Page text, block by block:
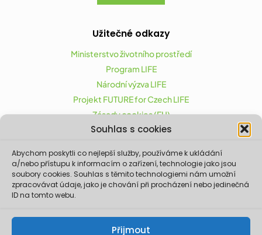
Souhlas s cookies
Abychom poskytli co nejlepší služby, používáme k ukládání
a/nebo přístupu k informacím o zařízení, technologie jako jsou
soubory cookies. Souhlas s těmito technologiemi nám umožní
zpracovávat údaje, jako je chování při procházení nebo jedinečná
ID na tomto webu.
Přijmout
Užitečné odkazy
Ministerstvo životního prostředí
Program LIFE
Národní výzva LIFE
Projekt FUTURE for Czech LIFE
Zásady cookies (EU)
Projekt FUTURE for Czech LIFE (LIFE21-CAP-CZ-LIFE
FOR CZECHIA) byl podpořen z finančního nástroje
Evropské unie LIFE.
Údaje a informace zveřejněné na těchto
Ministerstva životního prostředí a partnerů
projektu. Evropská komise není odpovědná za